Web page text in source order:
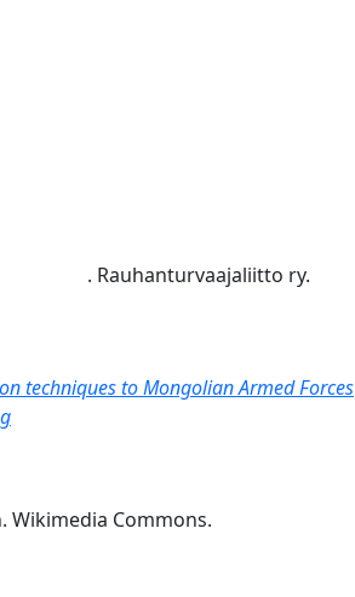
. Rauhanturvaajaliitto ry.
techniques to Mongolian Armed Forces
Wikimedia Commons.